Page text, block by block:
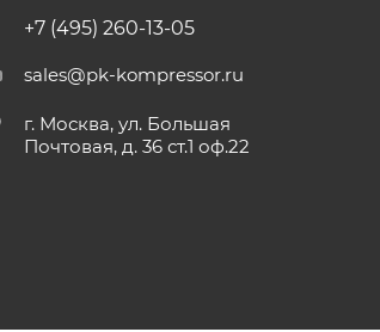
+7 (495) 260-13-05
sales@pk-kompressor.ru
г. Москва, ул. Большая
Почтовая, д. 36 ст.1 оф.22